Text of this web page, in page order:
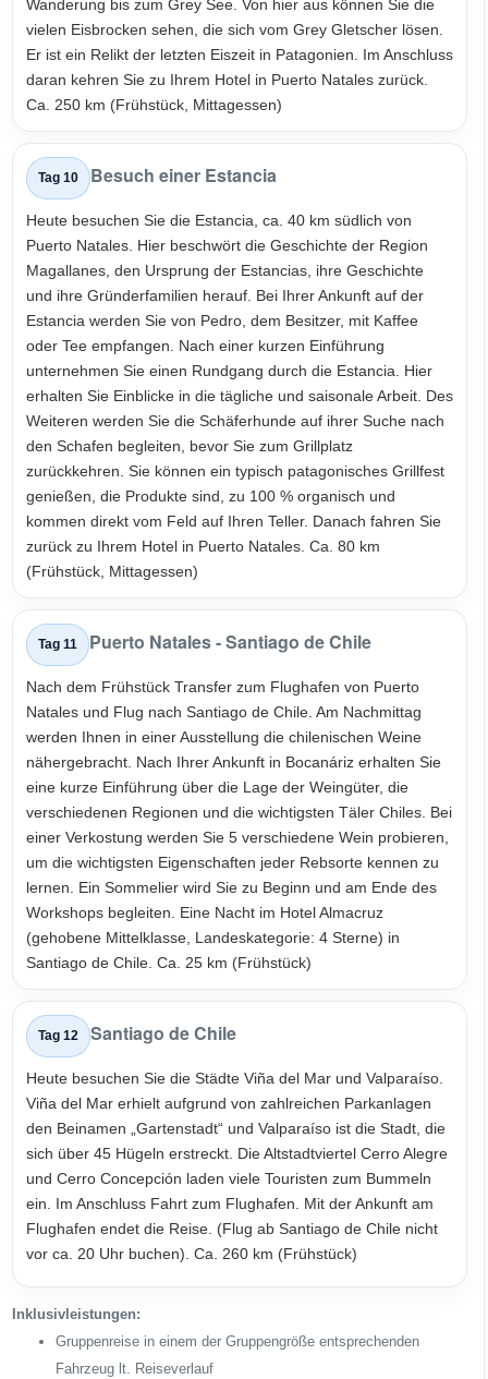
Wanderung bis zum Grey See. Von hier aus können Sie die
vielen Eisbrocken sehen, die sich vom Grey Gletscher lösen.
Er ist ein Relikt der letzten Eiszeit in Patagonien. Im Anschluss
daran kehren Sie zu Ihrem Hotel in Puerto Natales zurück.
Ca. 250 km (Frühstück, Mittagessen)
Tag 10 Besuch einer Estancia
Heute besuchen Sie die Estancia, ca. 40 km südlich von
Puerto Natales. Hier beschwört die Geschichte der Region
Magallanes, den Ursprung der Estancias, ihre Geschichte
und ihre Gründerfamilien herauf. Bei Ihrer Ankunft auf der
Estancia werden Sie von Pedro, dem Besitzer, mit Kaffee
oder Tee empfangen. Nach einer kurzen Einführung
unternehmen Sie einen Rundgang durch die Estancia. Hier
erhalten Sie Einblicke in die tägliche und saisonale Arbeit. Des
Weiteren werden Sie die Schäferhunde auf ihrer Suche nach
den Schafen begleiten, bevor Sie zum Grillplatz
zurückkehren. Sie können ein typisch patagonisches Grillfest
genießen, die Produkte sind, zu 100 % organisch und
kommen direkt vom Feld auf Ihren Teller. Danach fahren Sie
zurück zu Ihrem Hotel in Puerto Natales. Ca. 80 km
(Frühstück, Mittagessen)
Tag 11 Puerto Natales - Santiago de Chile
Nach dem Frühstück Transfer zum Flughafen von Puerto
Natales und Flug nach Santiago de Chile. Am Nachmittag
werden Ihnen in einer Ausstellung die chilenischen Weine
nähergebracht. Nach Ihrer Ankunft in Bocanáriz erhalten Sie
eine kurze Einführung über die Lage der Weingüter, die
verschiedenen Regionen und die wichtigsten Täler Chiles. Bei
einer Verkostung werden Sie 5 verschiedene Wein probieren,
um die wichtigsten Eigenschaften jeder Rebsorte kennen zu
lernen. Ein Sommelier wird Sie zu Beginn und am Ende des
Workshops begleiten. Eine Nacht im Hotel Almacruz
(gehobene Mittelklasse, Landeskategorie: 4 Sterne) in
Santiago de Chile. Ca. 25 km (Frühstück)
Tag 12 Santiago de Chile
Heute besuchen Sie die Städte Viña del Mar und Valparaíso.
Viña del Mar erhielt aufgrund von zahlreichen Parkanlagen
den Beinamen „Gartenstadt“ und Valparaíso ist die Stadt, die
sich über 45 Hügeln erstreckt. Die Altstadtviertel Cerro Alegre
und Cerro Concepción laden viele Touristen zum Bummeln
ein. Im Anschluss Fahrt zum Flughafen. Mit der Ankunft am
Flughafen endet die Reise. (Flug ab Santiago de Chile nicht
vor ca. 20 Uhr buchen). Ca. 260 km (Frühstück)
Inklusivleistungen:
Gruppenreise in einem der Gruppengröße entsprechenden
Fahrzeug lt. Reiseverlauf